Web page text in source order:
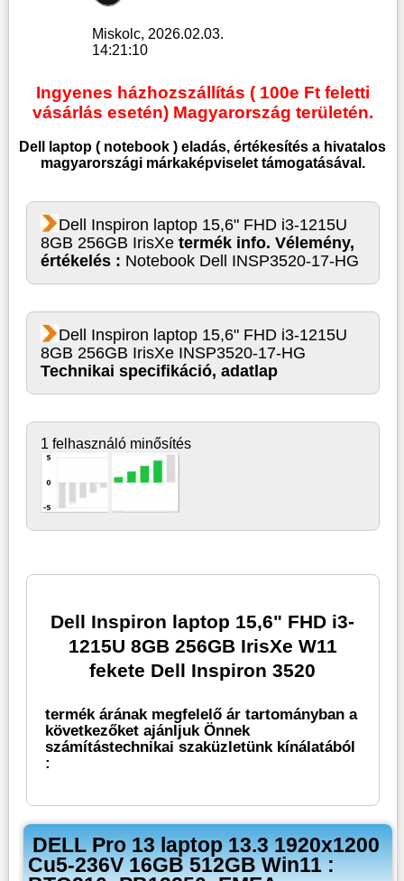
Miskolc, 2026.02.03.
14:21:10
Ingyenes házhozszállítás ( 100e Ft feletti
vásárlás esetén) Magyarország területén.
Dell laptop ( notebook ) eladás, értékesítés a hivatalos
magyarországi márkaképviselet támogatásával.
Dell Inspiron laptop 15,6" FHD i3-1215U
8GB 256GB IrisXetermék info. Vélemény,
értékelés : Notebook Dell INSP3520-17-HG
Dell Inspiron laptop 15,6" FHD i3-1215U
8GB 256GB IrisXe INSP3520-17-HG
Technikai specifikáció, adatlap
1 felhasználó minősítés
Dell Inspiron laptop 15,6" FHD i3-
1215U 8GB 256GB IrisXe W11
fekete Dell Inspiron 3520
termék árának megfelelő ár tartományban a
következőket ajánljuk Önnek
számítástechnikai szaküzletünk kínálatából
:
DELL Pro 13 laptop 13.3 1920x1200
Cu5-236V 16GB 512GB Win11 :